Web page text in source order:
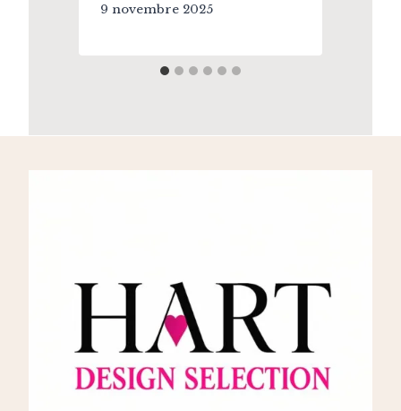
9 novembre 2025